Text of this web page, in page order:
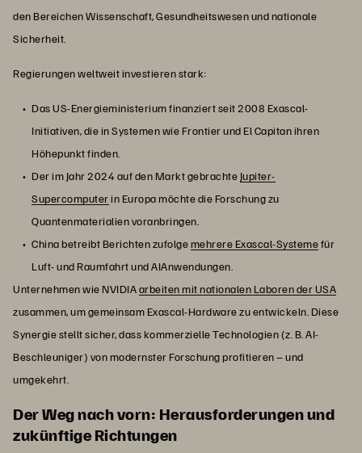
den Bereichen Wissenschaft, Gesundheitswesen und nationale
Sicherheit.
Regierungen weltweit investieren stark:
Das US-Energieministerium finanziert seit 2008 Exascal-
Initiativen, die in Systemen wie Frontier und El Capitan ihren
Höhepunkt finden.
Der im Jahr 2024 auf den Markt gebrachte Jupiter-
Supercomputerin Europa möchte die Forschung zu
Quantenmaterialien voranbringen.
China betreibt Berichten zufolgemehrere Exascal-Systemefür
Luft- und Raumfahrt und AIAnwendungen.
Unternehmen wie NVIDIAarbeiten mit nationalen Laboren der USA
zusammen, um gemeinsam Exascal-Hardware zu entwickeln. Diese
Synergie stellt sicher, dass kommerzielle Technologien (z. B. AI-
Beschleuniger) von modernster Forschung profitieren – und
umgekehrt.
Der Weg nach vorn: Herausforderungen und
zukünftige Richtungen